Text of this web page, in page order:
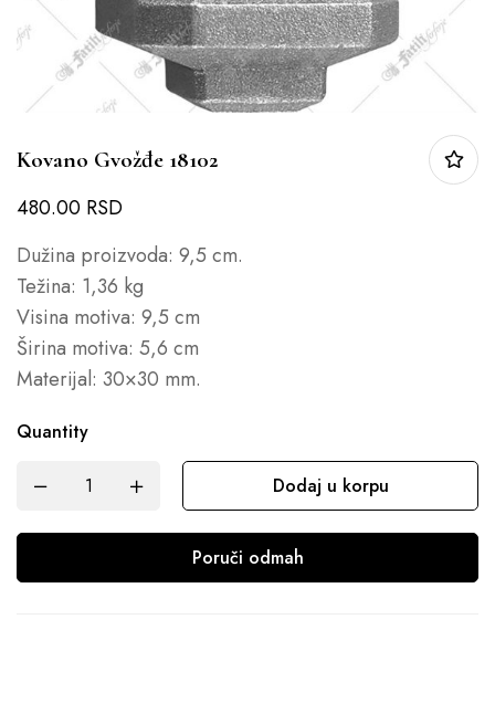
Kovano Gvožđe 18102
480.00 RSD
Dužina proizvoda: 9,5 cm.
Težina: 1,36 kg
Visina motiva: 9,5 cm
Širina motiva: 5,6 cm
Materijal: 30×30 mm.
Quantity
Dodaj u korpu
Poruči odmah